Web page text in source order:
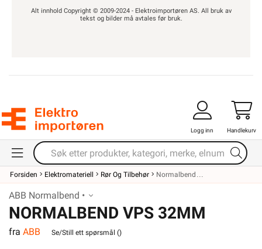
Alt innhold Copyright © 2009-2024 - Elektroimportøren AS. All bruk av
tekst og bilder må avtales før bruk.
Logg inn Handlekurv
Forsiden Elektromateriell Rør Og Tilbehør Normalbend
ABB Normalbend •
NORMALBEND VPS 32MM
fra ABB Se/Still ett spørsmål ()